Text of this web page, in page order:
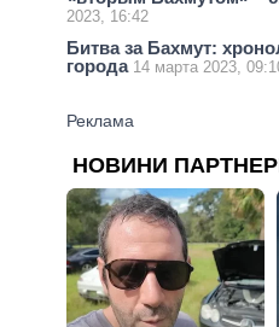
2023, 16:42
Битва за Бахмут:
города 14 марта 2023,